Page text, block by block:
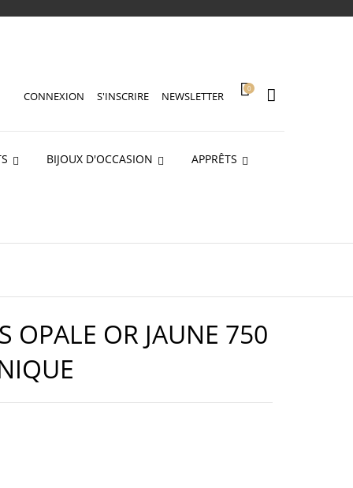
CONNEXION S'INSCRIRE NEWSLETTER
0
BIJOUX D'OCCASION APPRÊTS
OPALE OR JAUNE 750